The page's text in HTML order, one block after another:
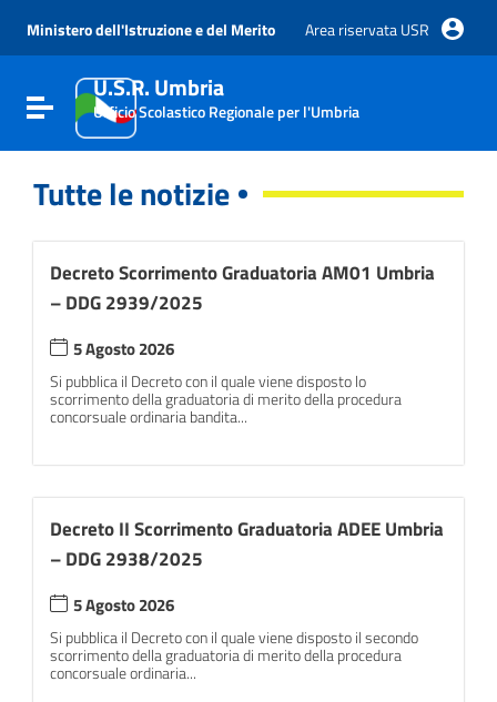
Vai al menu di navigazione
Vai al footer
Ministero dell'Istruzione e del Merito Area riservata USR
Attiva / disattiva la navigazione
U.S.R. Umbria
Ufficio Scolastico Regionale per l'Umbria
Tutte le notizie
Decreto Scorrimento Graduatoria AM01 Umbria
– DDG 2939/2025
5 Agosto 2026
Si pubblica il Decreto con il quale viene disposto lo
scorrimento della graduatoria di merito della procedura
concorsuale ordinaria bandita...
Decreto II Scorrimento Graduatoria ADEE Umbria
– DDG 2938/2025
5 Agosto 2026
Si pubblica il Decreto con il quale viene disposto il secondo
scorrimento della graduatoria di merito della procedura
concorsuale ordinaria...